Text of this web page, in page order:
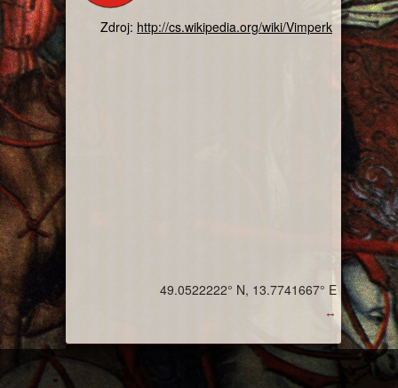
Zdroj: http://cs.wikipedia.org/wiki/Vimperk
↔
49.0522222° N, 13.7741667° E